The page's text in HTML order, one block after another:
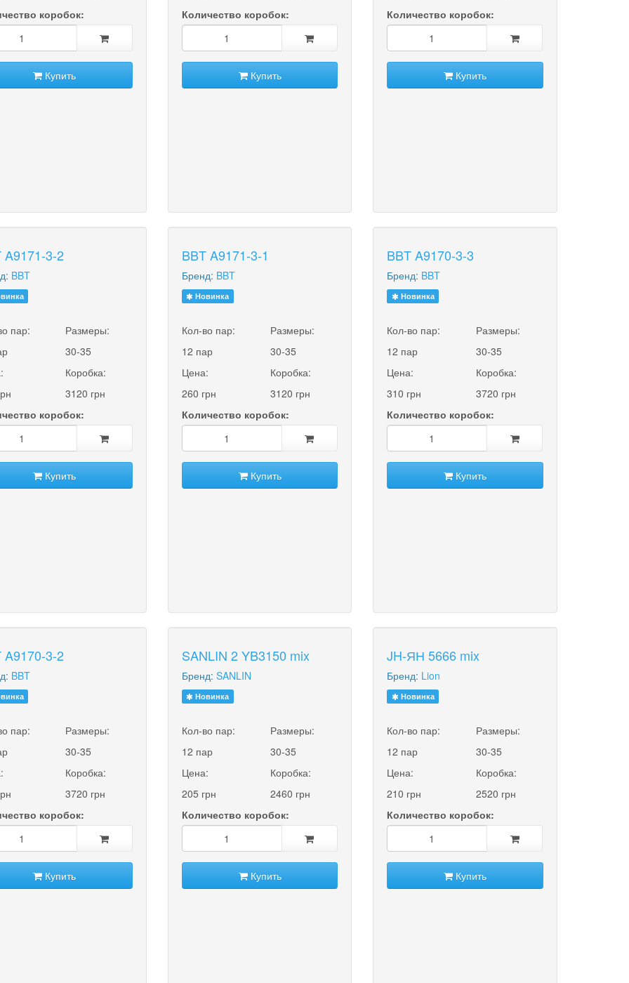
коробок:
Купить
Количество коробок:
Купить
Количество коробок:
Купить
A9171-3-2
BBT
пар:
Размеры:
30-35
Коробка:
3120 грн
коробок:
Купить
BBT A9171-3-1
Бренд: BBT
Новинка
Кол-во пар:
12 пар
Размеры:
30-35
Цена:
260 грн
Коробка:
3120 грн
Количество коробок:
Купить
BBT A9170-3-3
Бренд: BBT
Новинка
Кол-во пар:
12 пар
Размеры:
30-35
Цена:
310 грн
Коробка:
3720 грн
Количество коробок:
Купить
A9170-3-2
BBT
пар:
Размеры:
30-35
Коробка:
3720 грн
коробок:
Купить
SANLIN 2 YB3150 mix
Бренд: SANLIN
Новинка
Кол-во пар:
12 пар
Размеры:
30-35
Цена:
205 грн
Коробка:
2460 грн
Количество коробок:
Купить
JH-ЯН 5666 mix
Бренд: Lion
Новинка
Кол-во пар:
12 пар
Размеры:
30-35
Цена:
210 грн
Коробка:
2520 грн
Количество коробок:
Купить